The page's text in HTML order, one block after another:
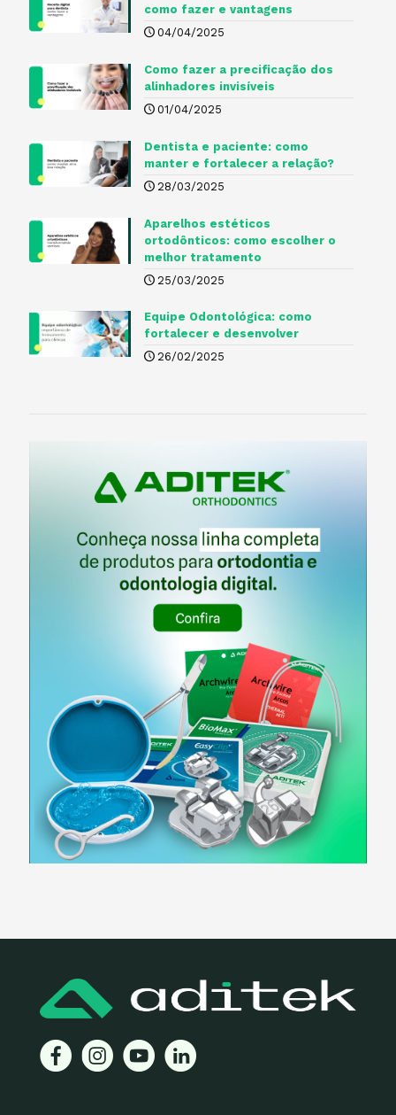
como fazer e vantagens
04/04/2025
Como fazer a precificação dos
alinhadores invisíveis
01/04/2025
Dentista e paciente: como
manter e fortalecer a relação?
28/03/2025
Aparelhos estéticos
ortodônticos: como escolher o
melhor tratamento
25/03/2025
Equipe Odontológica: como
fortalecer e desenvolver
26/02/2025